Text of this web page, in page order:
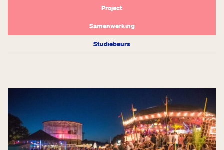
Project
Samenwerking
Studiebeurs